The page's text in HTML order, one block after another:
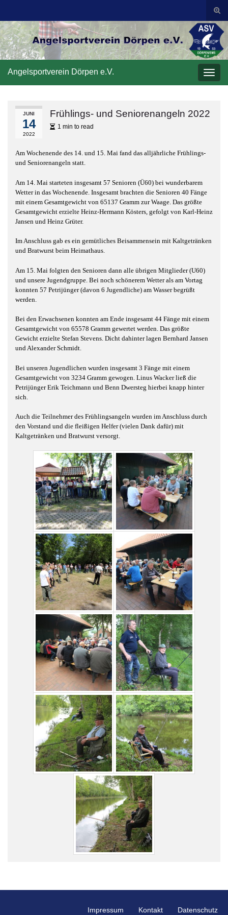
Search for:
Angelsportverein Dörpen e.V.
JUNI
14
2022
Frühlings- und Seniorenangeln 2022
1 min to read
Am Wochenende des 14. und 15. Mai fand das alljährliche Frühlings-
und Seniorenangeln statt.
Am 14. Mai starteten insgesamt 57 Senioren (Ü60) bei wunderbarem
Wetter in das Wochenende. Insgesamt brachten die Senioren 40 Fänge
mit einem Gesamtgewicht von 65137 Gramm zur Waage. Das größte
Gesamtgewicht erzielte Heinz-Hermann Kösters, gefolgt von Karl-Heinz
Jansen und Heinz Grüter.
Im Anschluss gab es ein gemütliches Beisammensein mit Kaltgetränken
und Bratwurst beim Heimathaus.
Am 15. Mai folgten den Senioren dann alle übrigen Mitglieder (U60)
und unsere Jugendgruppe. Bei noch schönerem Wetter als am Vortag
konnten 57 Petrijünger (davon 6 Jugendliche) am Wasser begrüßt
werden.
Bei den Erwachsenen konnten am Ende insgesamt 44 Fänge mit einem
Gesamtgewicht von 65578 Gramm gewertet werden. Das größte
Gewicht erzielte Stefan Stevens. Dicht dahinter lagen Bernhard Jansen
und Alexander Schmidt.
Bei unseren Jugendlichen wurden insgesamt 3 Fänge mit einem
Gesamtgewicht von 3234 Gramm gewogen. Linus Wacker ließ die
Petrijünger Erik Teichmann und Benn Dwersteg hierbei knapp hinter
sich.
Auch die Teilnehmer des Frühlingsangeln wurden im Anschluss durch
den Vorstand und die fleißigen Helfer (vielen Dank dafür) mit
Kaltgetränken und Bratwurst versorgt.
Impressum Kontakt Datenschutz